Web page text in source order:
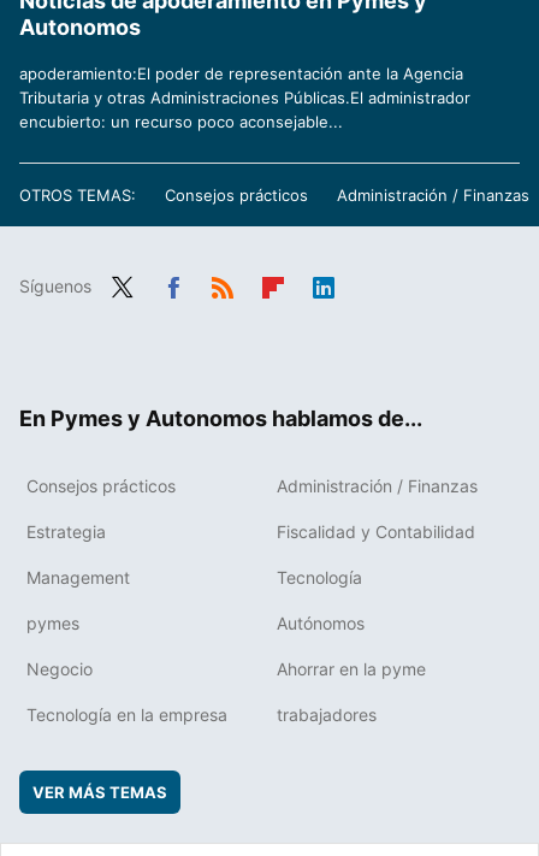
Autonomos
apoderamiento:El poder de representación ante la Agencia
Tributaria y otras Administraciones Públicas.El administrador
encubierto: un recurso poco aconsejable...
OTROS TEMAS: Consejos prácticos Administración / Finanzas
Síguenos
En Pymes y Autonomos hablamos de...
Consejos prácticos Administración / Finanzas
Estrategia Fiscalidad y Contabilidad
Management Tecnología
pymes Autónomos
Negocio Ahorrar en la pyme
Tecnología en la empresa trabajadores
VER MÁS TEMAS